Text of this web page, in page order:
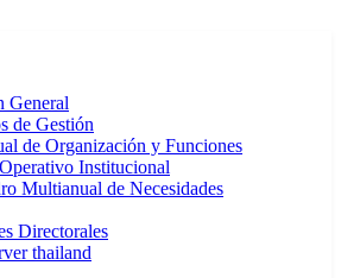
General
de Gestión
de Organización y Funciones
Institucional
Multianual de Necesidades
Directorales
thailand